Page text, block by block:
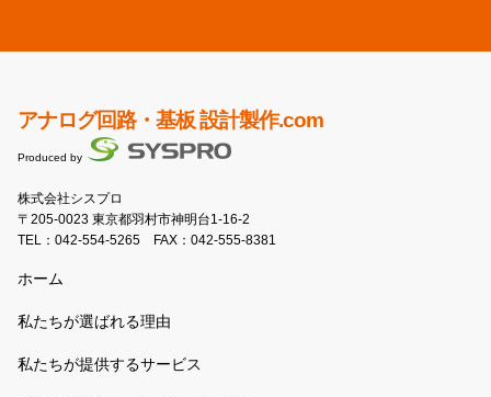
アナログ回路・基板 設計製作.com
Produced by
株式会社シスプロ
〒205-0023 東京都羽村市神明台1-16-2
TEL： 042-554-5265 FAX：042-555-8381
ホーム
私たちが選ばれる理由
私たちが提供するサービス